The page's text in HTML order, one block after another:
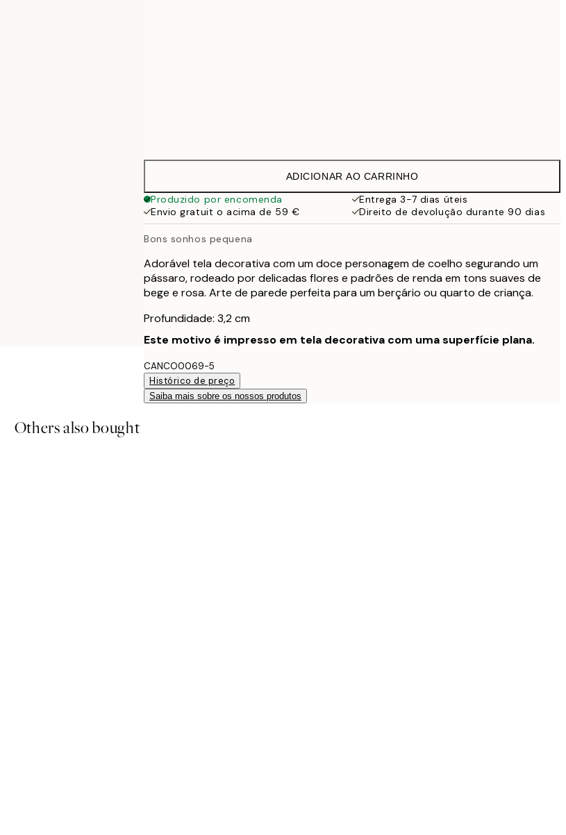
ADICIONAR AO CARRINHO
Produzido por encomenda
Entrega 3-7 dias úteis
Envio gratuit o acima de 59 €
Direito de devolução durante 90 dias
Bons sonhos pequena
Adorável tela decorativa com um doce personagem de coelho segurando um
pássaro, rodeado por delicadas flores e padrões de renda em tons suaves de
bege e rosa. Arte de parede perfeita para um berçário ou quarto de criança.
Profundidade: 3,2 cm
Este motivo é impresso em tela decorativa com uma superfície plana.
CANCO0069-5
Histórico de preço
Saiba mais sobre os nossos produtos
Others also bought